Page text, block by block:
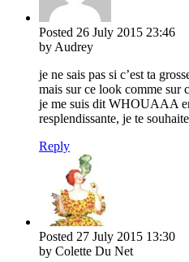
Posted 26 July 2015 23:46
by Audrey
je ne sais pas si c’est ta
mais sur ce look comme sur
je me suis dit WHOUAAA
resplendissante, je te
Reply
Posted 27 July 2015 13:30
by Colette Du Net